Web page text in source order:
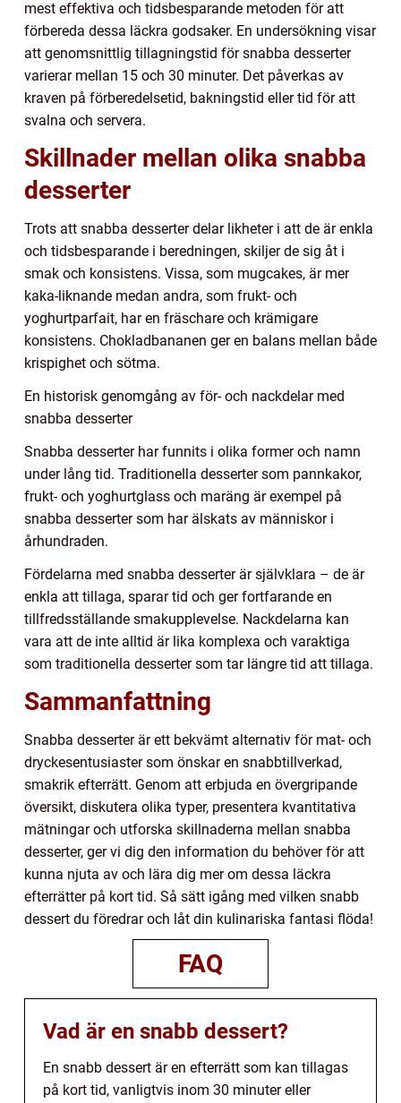
mest effektiva och tidsbesparande metoden för att
förbereda dessa läckra godsaker. En undersökning visar
att genomsnittlig tillagningstid för snabba desserter
varierar mellan 15 och 30 minuter. Det påverkas av
kraven på förberedelsetid, bakningstid eller tid för att
svalna och servera.
Skillnader mellan olika snabba
desserter
Trots att snabba desserter delar likheter i att de är enkla
och tidsbesparande i beredningen, skiljer de sig åt i
smak och konsistens. Vissa, som mugcakes, är mer
kaka-liknande medan andra, som frukt- och
yoghurtparfait, har en fräschare och krämigare
konsistens. Chokladbananen ger en balans mellan både
krispighet och sötma.
En historisk genomgång av för- och nackdelar med
snabba desserter
Snabba desserter har funnits i olika former och namn
under lång tid. Traditionella desserter som pannkakor,
frukt- och yoghurtglass och maräng är exempel på
snabba desserter som har älskats av människor i
århundraden.
Fördelarna med snabba desserter är självklara – de är
enkla att tillaga, sparar tid och ger fortfarande en
tillfredsställande smakupplevelse. Nackdelarna kan
vara att de inte alltid är lika komplexa och varaktiga
som traditionella desserter som tar längre tid att tillaga.
Sammanfattning
Snabba desserter är ett bekvämt alternativ för mat- och
dryckesentusiaster som önskar en snabbtillverkad,
smakrik efterrätt. Genom att erbjuda en övergripande
översikt, diskutera olika typer, presentera kvantitativa
mätningar och utforska skillnaderna mellan snabba
desserter, ger vi dig den information du behöver för att
kunna njuta av och lära dig mer om dessa läckra
efterrätter på kort tid. Så sätt igång med vilken snabb
dessert du föredrar och låt din kulinariska fantasi flöda!
FAQ
Vad är en snabb dessert?
En snabb dessert är en efterrätt som kan tillagas
på kort tid, vanligtvis inom 30 minuter eller